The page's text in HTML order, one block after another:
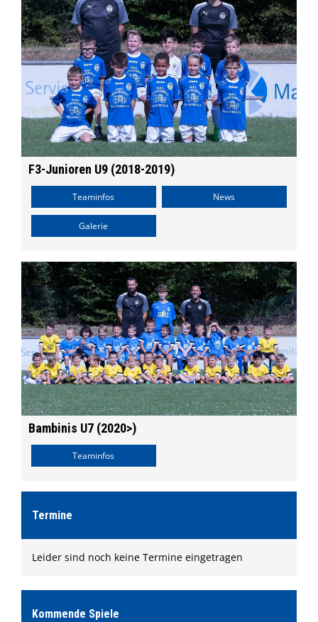
F3-Junioren U9 (2018-2019)
Teaminfos News
Galerie
Bambinis U7 (2020>)
Teaminfos
Termine
Leider sind noch keine Termine eingetragen
Kommende Spiele